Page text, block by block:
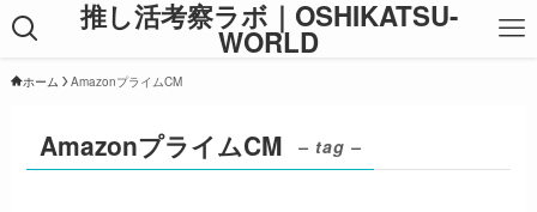
推し活考察ラボ｜OSHIKATSU-
WORLD
ホーム AmazonプライムCM
AmazonプライムCM – tag –